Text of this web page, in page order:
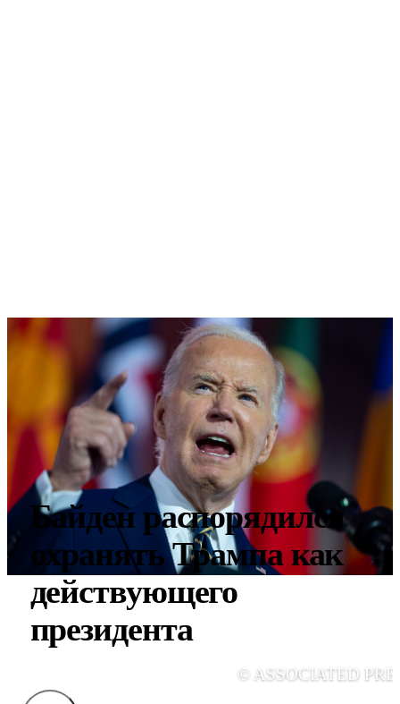
Байден распорядился
охранять Трампа как
действующего
президента
© ASSOCIATED